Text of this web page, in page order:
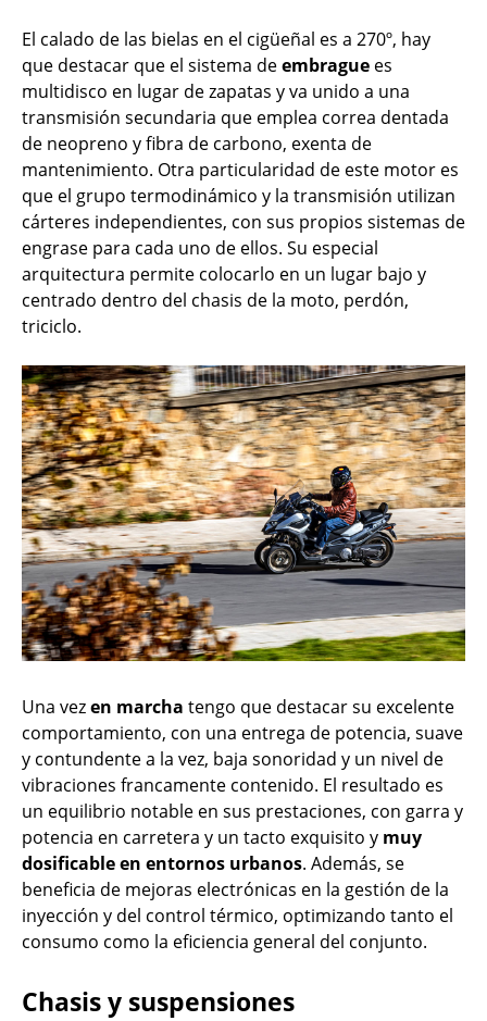
El calado de las bielas en el cigüeñal es a 270º, hay
que destacar que el sistema deembrague es
multidisco en lugar de zapatas y va unido a una
transmisión secundaria que emplea correa dentada
de neopreno y fibra de carbono, exenta de
mantenimiento. Otra particularidad de este motor es
que el grupo termodinámico y la transmisión utilizan
cárteres independientes, con sus propios sistemas de
engrase para cada uno de ellos. Su especial
arquitectura permite colocarlo en un lugar bajo y
centrado dentro del chasis de la moto, perdón,
triciclo.
Una vezen marcha tengo que destacar su excelente
comportamiento, con una entrega de potencia, suave
y contundente a la vez, baja sonoridad y un nivel de
vibraciones francamente contenido. El resultado es
un equilibrio notable en sus prestaciones, con garra y
potencia en carretera y un tacto exquisito y muy
dosificable en entornos urbanos. Además, se
beneficia de mejoras electrónicas en la gestión de la
inyección y del control térmico, optimizando tanto el
consumo como la eficiencia general del conjunto.
Chasis y suspensiones